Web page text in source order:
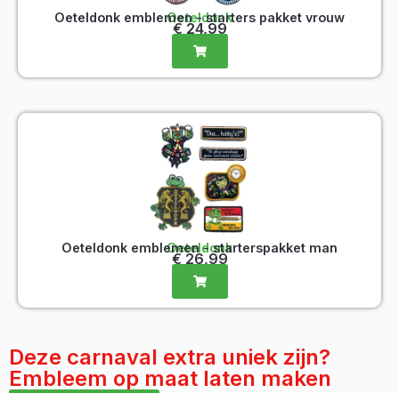
Oeteldonk
Oeteldonk emblemen - starters pakket vrouw
€24,99
Oeteldonk
Oeteldonk emblemen - starterspakket man
€ 26,99
Deze carnaval extra uniek zijn?
Embleem op maat laten maken